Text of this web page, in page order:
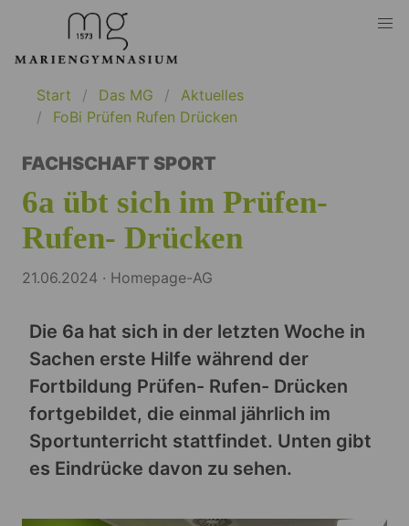
Start Das MG
Aktuelles
FoBi Prüfen Rufen Drücken
FACHSCHAFT SPORT
6a übt sich im Prüfen-
Rufen- Drücken
21.06.2024 · Homepage-AG
Die 6a hat sich in der letzten Woche in
Sachen erste Hilfe während der
Fortbildung Prüfen- Rufen- Drücken
fortgebildet, die einmal jährlich im
Sportunterricht stattfindet. Unten gibt
es Eindrücke davon zu sehen.